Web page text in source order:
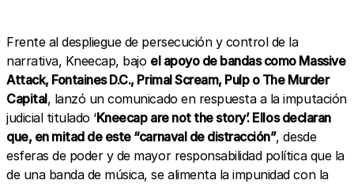
Frente al despliegue de persecución y control de la
narrativa, Kneecap, bajo el apoyo de bandas como Massive
Attack, Fontaines D.C., Primal Scream, Pulp o The Murder
Capital, lanzó un comunicado en respuesta a la imputación
judicial titulado ‘Kneecap are not the story’. Ellos declaran
que, en mitad de este “carnaval de distracción”, desde
esferas de poder y de mayor responsabilidad política que la
de una banda de música, se alimenta la impunidad con la